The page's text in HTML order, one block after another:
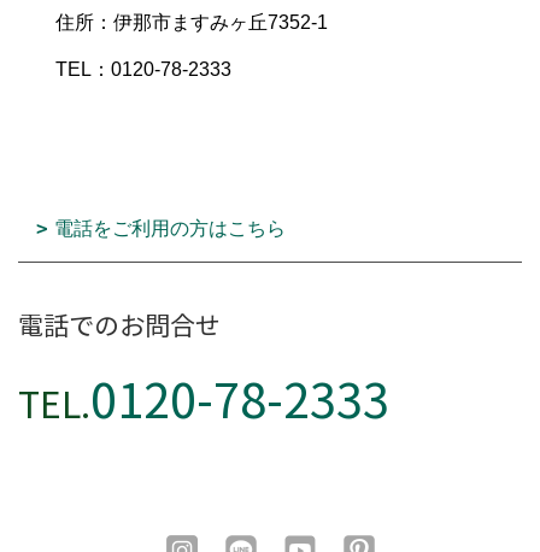
住所：伊那市ますみヶ丘7352-1
TEL：0120-78-2333
電話をご利用の方はこちら
電話でのお問合せ
TEL.0120-78-2333